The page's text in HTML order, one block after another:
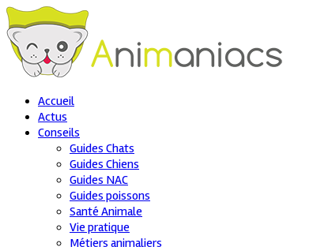
Accueil
Actus
Conseils
Guides Chats
Guides Chiens
Guides NAC
Guides poissons
Santé Animale
Vie pratique
Métiers animaliers